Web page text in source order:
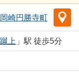
岡崎円勝寺町
蹴上 」駅 徒歩5分